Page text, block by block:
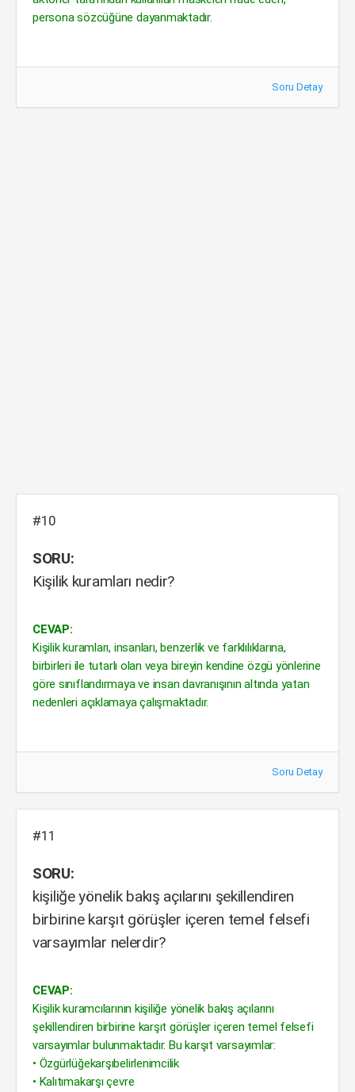
persona sözcüğüne dayanmaktadır.
Soru Detay
#10
SORU:
Kişilik kuramları nedir?
CEVAP:
Kişilik kuramları, insanları, benzerlik ve farklılıklarına,
birbirleri ile tutarlı olan veya bireyin kendine özgü yönlerine
göre sınıflandırmaya ve insan davranışının altında yatan
nedenleri açıklamaya çalışmaktadır.
Soru Detay
#11
SORU:
kişiliğe yönelik bakış açılarını şekillendiren
birbirine karşıt görüşler içeren temel felsefi
varsayımlar nelerdir?
CEVAP:
Kişilik kuramcılarının kişiliğe yönelik bakış açılarını
şekillendiren birbirine karşıt görüşler içeren temel felsefi
varsayımlar bulunmaktadır. Bu karşıt varsayımlar:
• Özgürlüğekarşıbelirlenimcilik
• Kalıtımakarşı çevre